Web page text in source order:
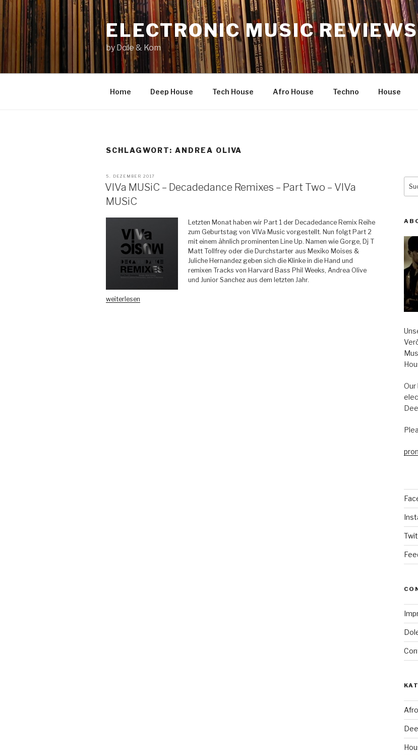
springen
ELECTRONIC MUSIC REVIEWS
by Dole & Kom
Home Deep House Tech House Afro House Techno House
SCHLAGWORT: ANDREA OLIVA
VERÖFFENTLICHT
AM
5. DEZEMBER 2017
VIVa MUSiC – Decadedance Remixes – Part Two – VIVa
MUSiC
Letzten Monat haben wir Part 1 der Decadedance Remix Reihe
zum Geburtstag von VIVa Music vorgestellt. Nun folgt Part 2
mit einem ähnlich prominenten Line Up. Namen wie Gorge, Dj T
Matt Tollfrey oder die Durchstarter aus Mexiko Moises &
Juliche Hernandez geben sich die Klinke in die Hand und
remixen Tracks von Harvard Bass Phil Weeks, Andrea Olive
und Junior Sanchez aus dem letzten Jahr.
„VIVa
weiterlesen